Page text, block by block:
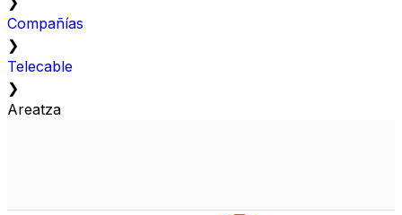
Compañías
❯
Telecable
❯
Areatza